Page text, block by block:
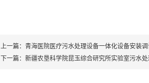
上一篇： 青海医院医疗污水处理设备一体化设备安装
下一篇： 新疆农垦科学院昆玉综合研究所实验室污水